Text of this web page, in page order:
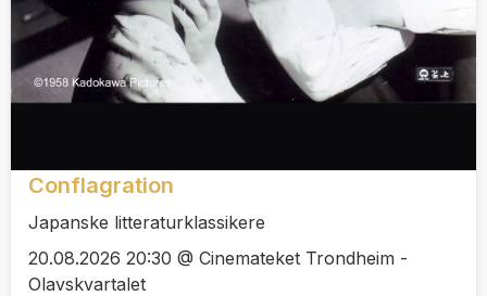
Conflagration
Japanske litteraturklassikere
20.08.2026 20:30 @ Cinemateket Trondheim -
Olavskvartalet